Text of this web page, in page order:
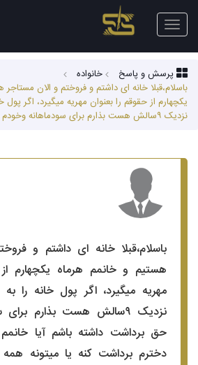
Toggle
navigation
پرسش و پاسخ
خانواده
باسلام،قبلا خانه ای داشتم و فروختم و الان
یکچهارم از حقوقم را بعنوان مهریه میگیرد، اگر
نزدیک ۹سالش هست بذارم برای سودماهانه وخودم حق برداشت داشت...
باسلام،قبلا خانه ای داشتم و
هستیم و خانمم هرماه یکچهارم
مهریه میگیرد، اگر پول خانه را
نزدیک ۹سالش هست بذارم
حق برداشت داشته باشم آیا
دخترم برداشت کنه یا میتونه